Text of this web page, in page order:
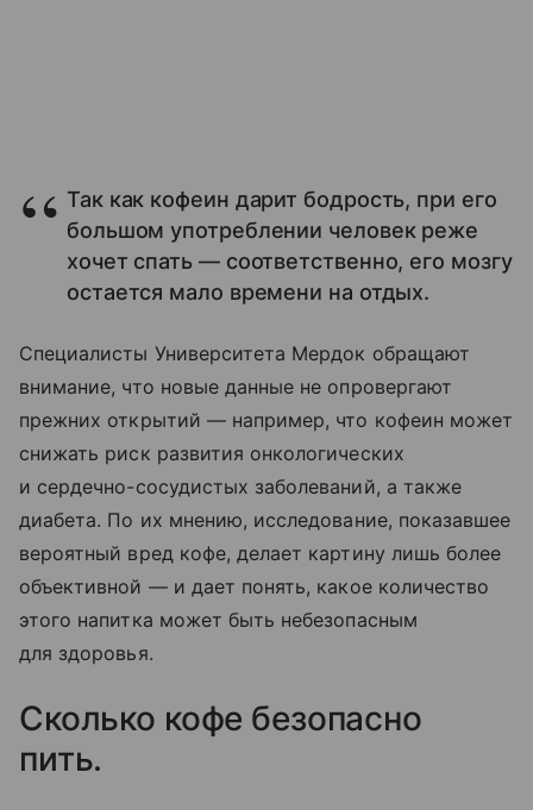
Так как кофеин дарит бодрость, при его
большом употреблении человек реже
хочет спать — соответственно, его мозгу
остается мало времени на отдых.
Специалисты Университета Мердок обращают
внимание, что новые данные не опровергают
прежних открытий — например, что кофеин может
снижать риск развития онкологических
и сердечно-сосудистых заболеваний, а также
диабета. По их мнению, исследование, показавшее
вероятный вред кофе, делает картину лишь более
объективной — и дает понять, какое количество
этого напитка может быть небезопасным
для здоровья.
Сколько кофе безопасно
пить.